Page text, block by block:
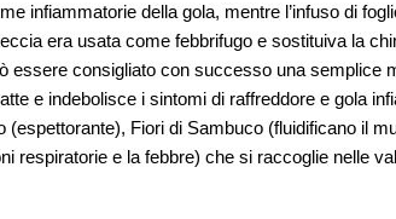
infiammatorie della gola, mentre l’infuso di
era usata come febbrifugo e sostituiva la
essere consigliato con successo una semplice
e indebolisce i sintomi di raffreddore e gola
(espettorante), Fiori di Sambuco (fluidificano il
respiratorie e la febbre) che si raccoglie nelle